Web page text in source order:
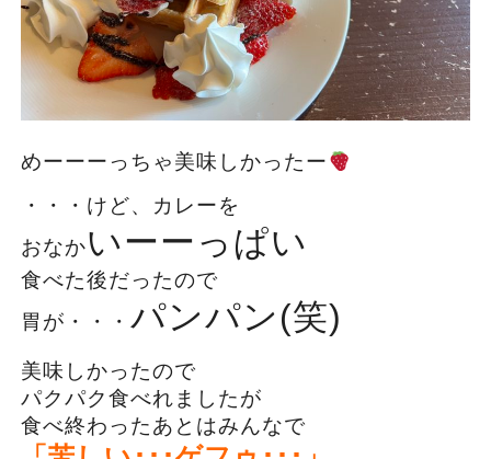
めーーーっちゃ美味しかったー
・・・けど、カレーを
おなかいーーっぱい
食べた後だったので
胃が・・・ パンパン(笑)
美味しかったので
パクパク食べれましたが
食べ終わったあとはみんなで